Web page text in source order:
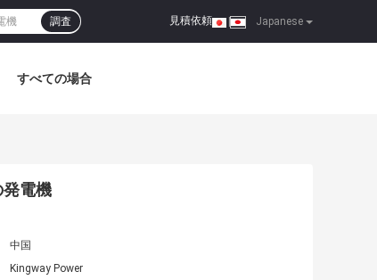
Japanese
見積依頼 |
調査
すべての場合
電機
中国
Kingway Power